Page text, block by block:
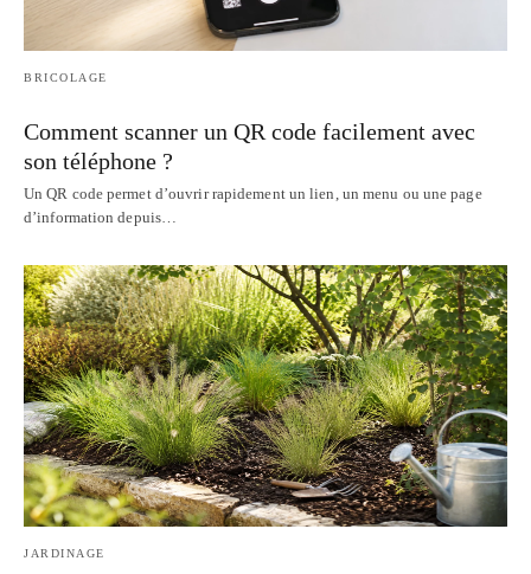
BRICOLAGE
Comment scanner un QR code facilement avec
son téléphone ?
Un QR code permet d’ouvrir rapidement un lien, un menu ou une page
d’information depuis…
JARDINAGE